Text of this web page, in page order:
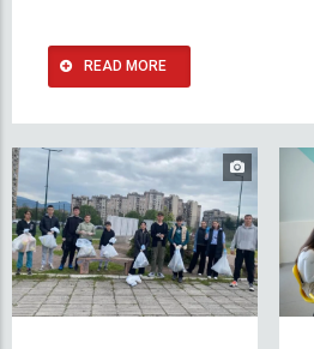
READ MORE